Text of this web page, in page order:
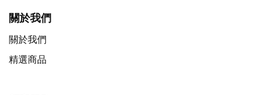
關於我們
關於我們
精選商品